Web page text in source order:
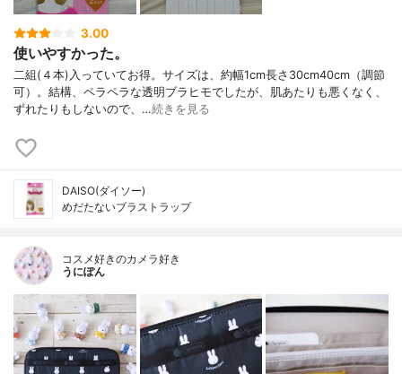
3.00
使いやすかった。
二組(４本)入っていてお得。サイズは、約幅1cm長さ30cm40cm（調節
可）。結構、ペラペラな透明ブラヒモでしたが、肌あたりも悪くなく、
ずれたりもしないので、…続きを見る
DAISO(ダイソー)
めだたないブラストラップ
コスメ好きのカメラ好き
うにぽん